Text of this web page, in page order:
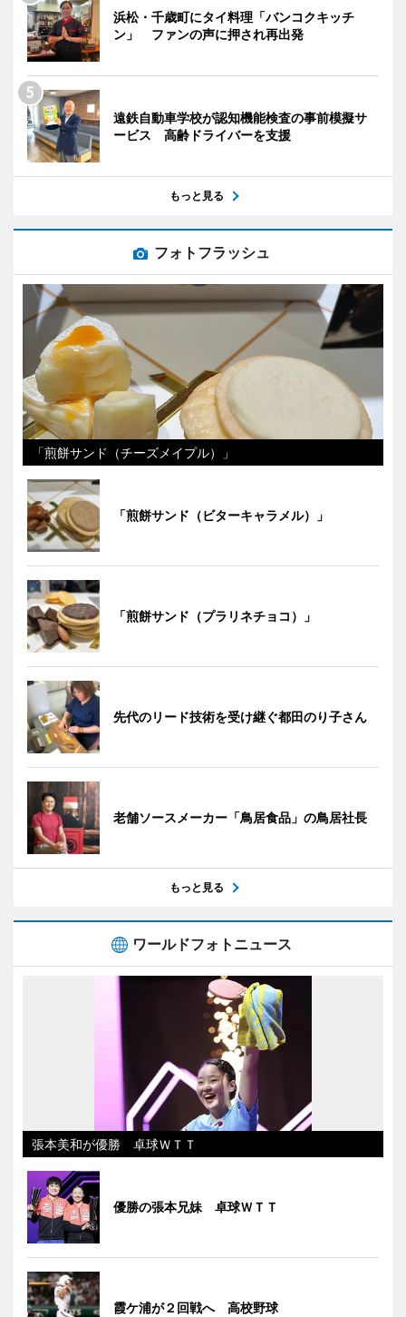
浜松・千歳町にタイ料理「バンコクキッチ
ン」 ファンの声に押され再出発
遠鉄自動車学校が認知機能検査の事前模擬サ
ービス 高齢ドライバーを支援
もっと見る
フォトフラッシュ
「煎餅サンド（チーズメイプル）」
「煎餅サンド（ビターキャラメル）」
「煎餅サンド（プラリネチョコ）」
先代のリード技術を受け継ぐ都田のり子さん
老舗ソースメーカー「鳥居食品」の鳥居社長
もっと見る
ワールドフォトニュース
張本美和が優勝 卓球ＷＴＴ
優勝の張本兄妹 卓球ＷＴＴ
霞ケ浦が２回戦へ 高校野球